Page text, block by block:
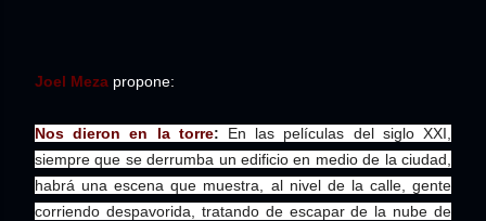
Joel Meza propone:
Nos dieron en la torre: En las películas del siglo XXI,
siempre que se derrumba un edificio en medio de la ciudad,
habrá una escena que muestra, al nivel de la calle, gente
corriendo despavorida, tratando de escapar de la nube de